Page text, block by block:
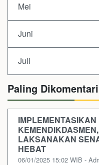
Mei
Juni
Juli
Paling Dikomentari
IMPLEMENTASIKAN
LAKSANAKAN
HEBAT
06/01/2025 15:02 WIB -